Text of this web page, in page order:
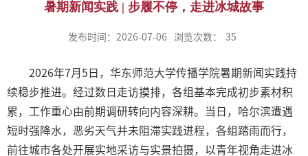
暑期新闻实践 | 步履不停，走进冰城故事
发布时间：2026-07-06 浏览次数： 35
2026年7月5日，华东师范大学传播学院暑期新闻实践持
续稳步推进。经过数日走访摸排，各组基本完成初步素材积
累，工作重心由前期调研转向内容深耕。当日，哈尔滨遭遇
短时强降水，恶劣天气并未阻滞实践进程，各组踏雨而行，
前往城市各处开展实地采访与实景拍摄，以青年视角走进冰